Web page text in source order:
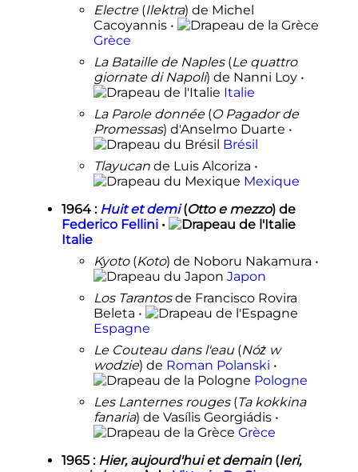
Electre(Ilektra) de Michel
Cacoyannis •
Grèce
La Bataille de Naples(Le quattro
giornate di Napoli) de Nanni Loy •
Italie
La Parole donnée(O Pagador de
Promessas) d'Anselmo Duarte •
Brésil
Tlayucande Luis Alcoriza •
Mexique
1964 : Huit et demi(Otto e mezzo) de
Federico Fellini•
Italie
Kyoto(Koto) de Noboru Nakamura •
Japon
Los Tarantosde Francisco Rovira
Beleta •
Espagne
Le Couteau dans l'eau(Nóż w
wodzie) de Roman Polanski •
Pologne
Les Lanternes rouges(Ta kokkina
fanaria) de Vasílis Georgiádis •
Grèce
1965 : Hier, aujourd'hui et demain(Ieri,